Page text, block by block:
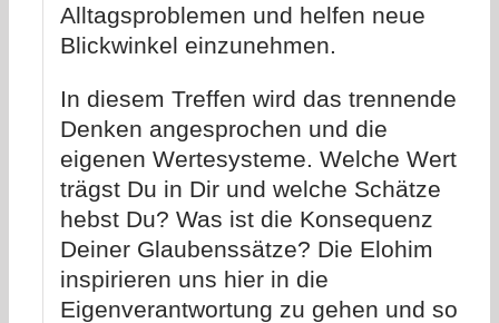
Alltagsproblemen und helfen neue
Blickwinkel einzunehmen.
In diesem Treffen wird das trennende
Denken angesprochen und die
eigenen Wertesysteme. Welche Werte
trägst Du in Dir und welche Schätze
hebst Du? Was ist die Konsequenz
Deiner Glaubenssätze? Die Elohim
inspirieren uns hier in die
Eigenverantwortung zu gehen und so